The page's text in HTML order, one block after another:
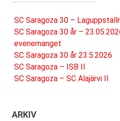
SC Saragoza 30 –
SC Saragoza 30 år –
evenemanget
SC Saragoza 30 år 23.5.2026
SC Saragoza – ISB II
SC Saragoza – SC Alajärvi II
ARKIV